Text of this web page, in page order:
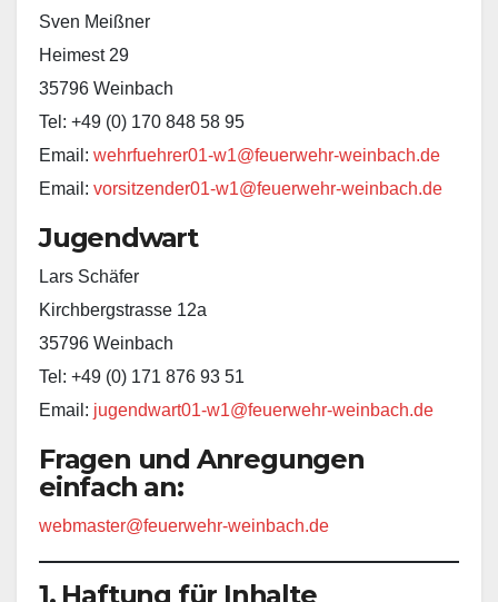
Sven Meißner
Heimest 29
35796 Weinbach
Tel: +49 (0) 170 848 58 95
Email: wehrfuehrer01-w1@feuerwehr-weinbach.de
Email: vorsitzender01-w1@feuerwehr-weinbach.de
Jugendwart
Lars Schäfer
Kirchbergstrasse 12a
35796 Weinbach
Tel: +49 (0) 171 876 93 51
Email: jugendwart01-w1@feuerwehr-weinbach.de
Fragen und Anregungen
einfach an:
webmaster@feuerwehr-weinbach.de
1. Haftung für Inhalte